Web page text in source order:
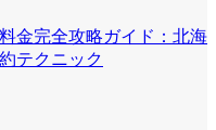
金完全攻略ガイド：北海
テクニック